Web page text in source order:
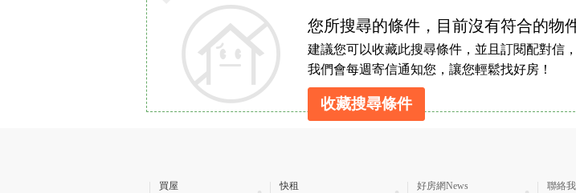
您所搜尋的條件，目前沒有符合的物
建議您可以收藏此搜尋條件，並且訂閱配對信
我們會每週寄信通知您，讓您輕鬆找好房！
收藏搜尋條件
買屋
快租
好房網News
聯絡